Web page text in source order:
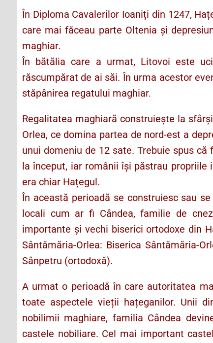
În Diploma Cavalerilor Ioaniți din 1247,
care mai făceau parte Oltenia și
maghiar.
În bătălia care a urmat, Litovoi este
răscumpărat de ai săi. În urma acestor
stăpânirea regatului maghiar.
Regalitatea maghiară construiește la
Orlea, ce domina partea de nord-est a
unui domeniu de 12 sate. Trebuie spus
la început, iar românii își păstrau
era chiar Hațegul.
În această perioadă se construiesc sau
locali cum ar fi Cândea, familie de
importante și vechi biserici ortodoxe din
Sântămăria-Orlea: Biserica Sântămăria-
Sânpetru (ortodoxă).
A urmat o perioadă în care autoritatea
toate aspectele vieții hațeganilor. Unii
nobilimii maghiare, familia Cândea
castele nobiliare. Cel mai important